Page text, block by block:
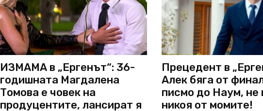
ИЗМАМА в „Ергенът“: 36-
годишната Магдалена
Томова е човек на
продуцентите, лансират я
Прецедент в
Алек бяга от
писмо до Наум, не
никоя от момите!